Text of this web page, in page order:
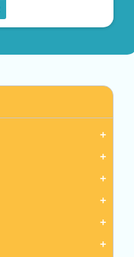
add
add
add
add
add
add